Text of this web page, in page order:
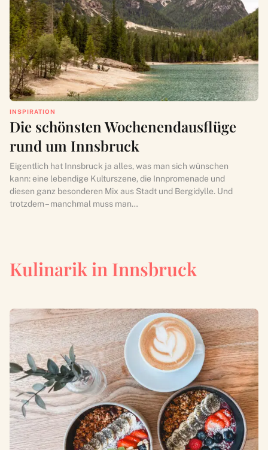
INSPIRATION
Die schönsten Wochenendausflüge
rund um Innsbruck
Eigentlich hat Innsbruck ja alles, was man sich wünschen
kann: eine lebendige Kulturszene, die Innpromenade und
diesen ganz besonderen Mix aus Stadt und Bergidylle. Und
trotzdem – manchmal muss man…
Kulinarik in Innsbruck